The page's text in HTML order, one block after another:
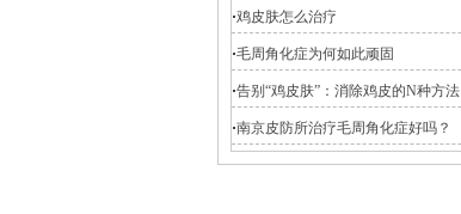
·鸡皮肤怎么治疗
·毛周角化症为何如此顽固
·告别“鸡皮肤”：消除鸡皮的N种方法
·南京皮防所治疗毛周角化症好吗？